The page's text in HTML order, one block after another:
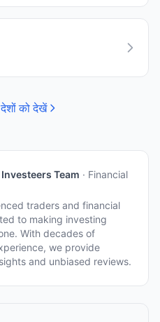
को देखें
Team · Financial
traders and financial
to making investing
With decades of
we provide
and unbiased reviews.